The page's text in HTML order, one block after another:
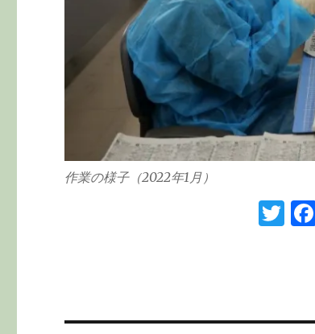
作業の様子（2022年1月）
T
r